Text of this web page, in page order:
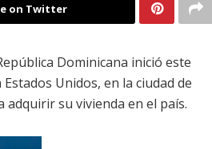
on Twitter
Dominicana inició este
Estados Unidos, en la ciudad de
su vivienda en el país.